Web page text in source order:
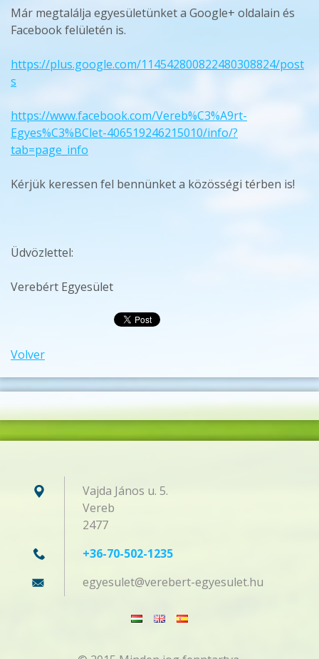
Már megtalálja egyesületünket a Google+ oldalain és
Facebook felületén is.
https://plus.google.com/114542800822480308824/post
s
https://www.facebook.com/Vereb%C3%A9rt-
Egyes%C3%BClet-406519246215010/info/?
tab=page_info
Kérjük keressen fel bennünket a közösségi térben is!
Üdvözlettel:
Verebért Egyesület
Volver
Vajda János u. 5.
Vereb
2477
+36-70-502-1235
egyesulet@verebert-egyesulet.hu